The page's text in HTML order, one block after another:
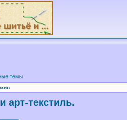
темы
арт-текстиль.